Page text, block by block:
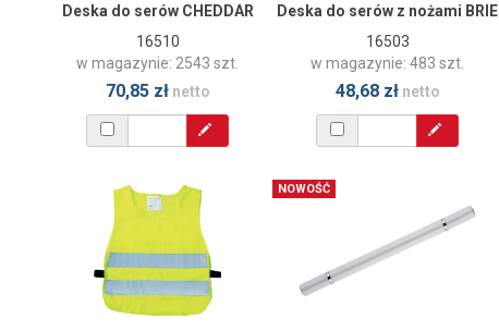
Deska do serów CHEDDAR
16510
w magazynie: 2543 szt.
70,85 złnetto
Deska do serów z nożami BRIE
16503
w magazynie: 483 szt.
48,68 złnetto
NOWOŚĆ